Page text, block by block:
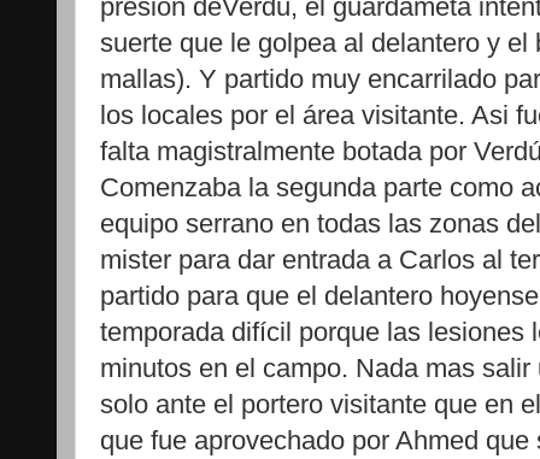
presión deVerdú, el guardameta
suerte que le golpea al delantero y
mallas). Y partido muy encarrilado
los locales por el área visitante. Asi
falta magistralmente botada por
Comenzaba la segunda parte como
equipo serrano en todas las zonas
mister para dar entrada a Carlos al
partido para que el delantero
temporada difícil porque las lesiones
minutos en el campo. Nada mas
solo ante el portero visitante que en
que fue aprovechado por Ahmed